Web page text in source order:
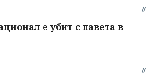
е убит с павета в